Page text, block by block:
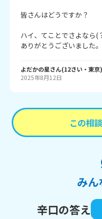
皆さんはどうですか？
ハイ、てことでさよなら(
ありがとうございました。
よだかの星さん(12さい・ 東京)
2025年8月12日
この相
みん
辛口の答え